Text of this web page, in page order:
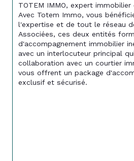
TOTEM IMMO, expert immobilier
Avec Totem Immo, vous
l'expertise et de tout le réseau
Associées, ces deux entités
d'accompagnement immobilier
avec un interlocuteur principal
collaboration avec un courtier
vous offrent un package
exclusif et sécurisé.